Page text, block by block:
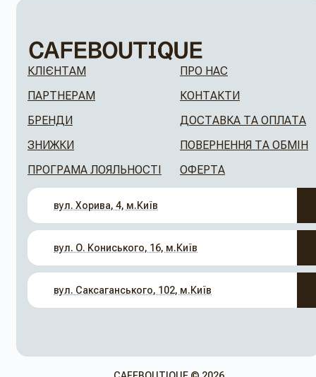
КЛІЄНТАМ
ПАРТНЕРАМ
БРЕНДИ
ЗНИЖКИ
ПРОГРАМА ЛОЯЛЬНОСТІ
ПРО НАС
КОНТАКТИ
ДОСТАВКА ТА ОПЛАТА
ПОВЕРНЕННЯ ТА ОБМІН
ОФЕРТА
вул. Хорива, 4, м.Київ
вул. О. Кониського, 16, м.Київ
вул. Саксаганського, 102, м.Київ